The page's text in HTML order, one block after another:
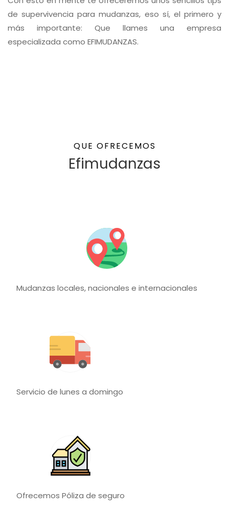
de supervivencia para mudanzas, eso sí, el primero y
más importante: Que llames una empresa
especializada como EFIMUDANZAS.
QUE OFRECEMOS
Efimudanzas
Mudanzas locales, nacionales e internacionales
Servicio de lunes a domingo
Ofrecemos Póliza de seguro